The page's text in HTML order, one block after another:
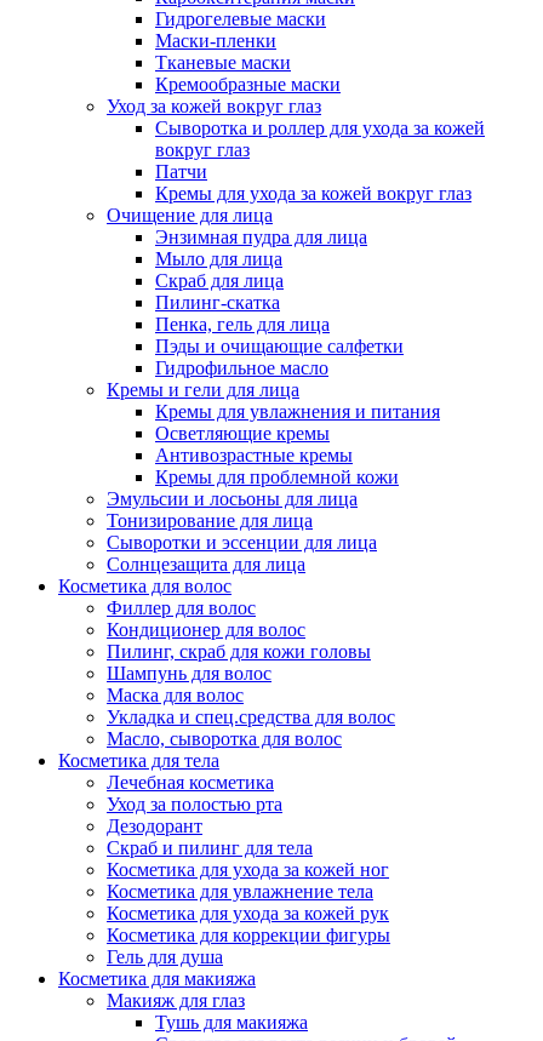
Гидрогелевые маски
Маски-пленки
Тканевые маски
Кремообразные маски
Уход за кожей вокруг глаз
Сыворотка и роллер для ухода за кожей
вокруг глаз
Патчи
Кремы для ухода за кожей вокруг глаз
Очищение для лица
Энзимная пудра для лица
Мыло для лица
Скраб для лица
Пилинг-скатка
Пенка, гель для лица
Пэды и очищающие салфетки
Гидрофильное масло
Кремы и гели для лица
Кремы для увлажнения и питания
Осветляющие кремы
Антивозрастные кремы
Кремы для проблемной кожи
Эмульсии и лосьоны для лица
Тонизирование для лица
Сыворотки и эссенции для лица
Солнцезащита для лица
Косметика для волос
Филлер для волос
Кондиционер для волос
Пилинг, скраб для кожи головы
Шампунь для волос
Маска для волос
Укладка и спец.средства для волос
Масло, сыворотка для волос
Косметика для тела
Лечебная косметика
Уход за полостью рта
Дезодорант
Скраб и пилинг для тела
Косметика для ухода за кожей ног
Косметика для увлажнение тела
Косметика для ухода за кожей рук
Косметика для коррекции фигуры
Гель для душа
Косметика для макияжа
Макияж для глаз
Тушь для макияжа